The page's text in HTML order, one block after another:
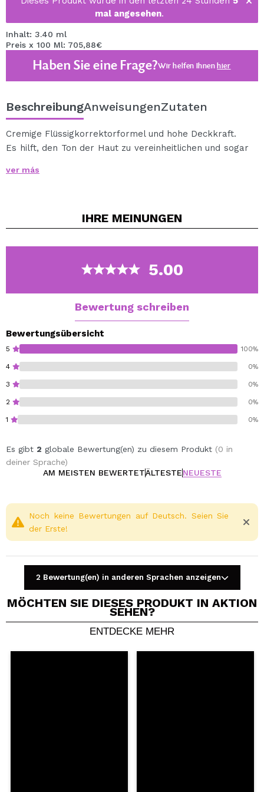
mal angesehen.
Inhalt: 3.40 ml
Preis x 100 Ml: 705,88€
Haben Sie eine Frage?Wir helfen Ihnenhier
BeschreibungAnweisungenZutaten
Cremige Flüssigkorrektorformel und hohe Deckkraft.
Es hilft, den Ton der Haut zu vereinheitlichen und sogar
enthält.
besten zu Ihrem Hautton passt.
C23: Dunkler Hautton mit rosafarbenem Unterton.
ver más
IHRE MEINUNGEN
5.00
Bewertung schreiben
Bewertungsübersicht
5 100%
4 0%
3 0%
2 0%
1 0%
Es gibt 2 globale Bewertung(en) zu diesem Produkt (0 in
deiner Sprache)
AM MEISTEN BEWERTETÄLTESTENEUESTE
Ein Video oder Foto teilen
Dein Video könnte das erste sein. Stell es dir vor...
Noch keine Bewertungen auf Deutsch. Seien Sie
der Erste!
2 Bewertung(en) in anderen Sprachen anzeigen
MÖCHTEN SIE DIESES PRODUKT IN AKTION
SEHEN?
ENTDECKE MEHR